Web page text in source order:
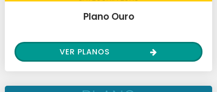
Plano Ouro
VER PLANOS